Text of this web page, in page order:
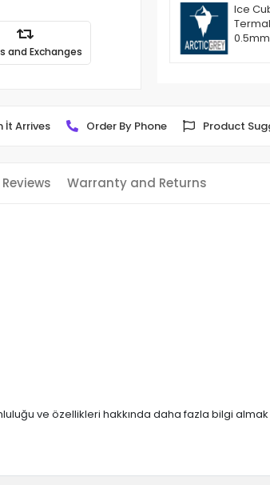
and Exchanges
Ice
0.5mm
İt Arrives Order By Phone Product
Reviews Warranty and Returns
ve özellikleri hakkında daha fazla bilgi